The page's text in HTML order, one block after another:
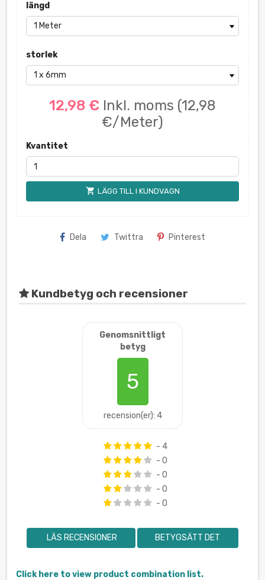
längd
storlek
12,98 € Inkl. moms (12,98
€/Meter)
Kvantitet
shopping_cart LÄGG TILL I KUNDVAGN
Dela Twittra Pinterest
Kundbetyg och recensioner
Genomsnittligt
betyg
5
recension(er): 4
- 4
- 0
- 0
- 0
- 0
LÄS RECENSIONER BETYGSÄTT DET
Click here to view product combination list.